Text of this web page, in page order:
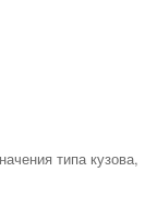
типа кузова,